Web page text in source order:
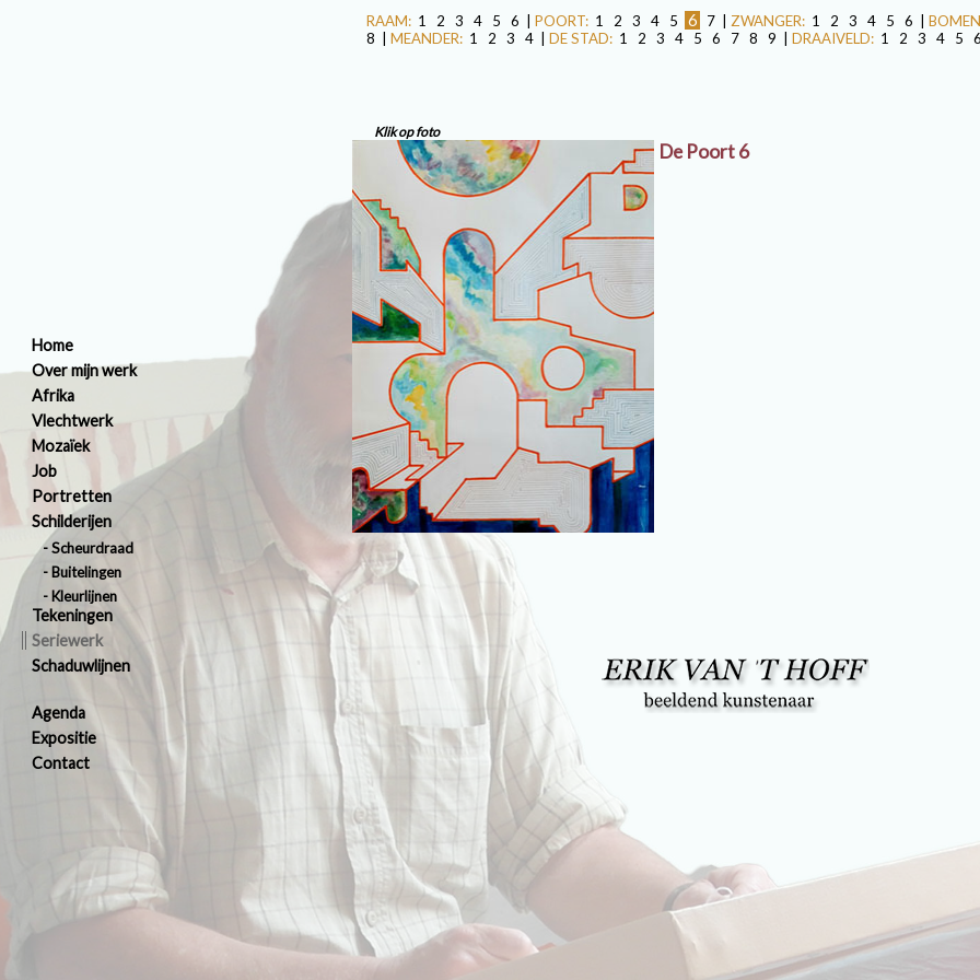
Home
Over mijn werk
Afrika
Vlechtwerk
Mozaïek
Job
Portretten
Schilderijen
Scheurdraad
Buitelingen
Kleurlijnen
Tekeningen
Seriewerk
Schaduwlijnen
Agenda
Expositie
Contact
RAAM: 1 2 3 4 5 6 POORT: 1 2 3 4 5 6 7 ZWANGER: 1 2 3 4 5 6
8
MEANDER: 1 2 3 4 DE STAD: 1 2 3 4 5 6 7 8 9 DRAAIVELD: 1 2 3 4 5 6
Klik op foto
De Poort 6